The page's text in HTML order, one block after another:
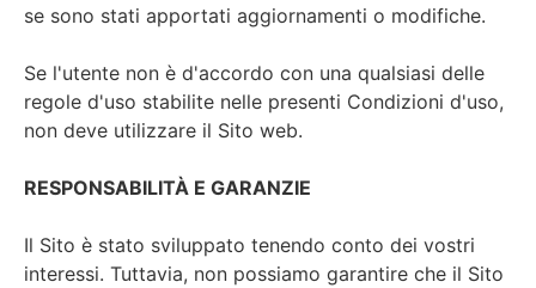
se sono stati apportati aggiornamenti o modifiche.
Se l'utente non è d'accordo con una qualsiasi delle
regole d'uso stabilite nelle presenti Condizioni d'uso,
non deve utilizzare il Sito web.
RESPONSABILITÀ E GARANZIE
Il Sito è stato sviluppato tenendo conto dei vostri
interessi. Tuttavia, non possiamo garantire che il Sito